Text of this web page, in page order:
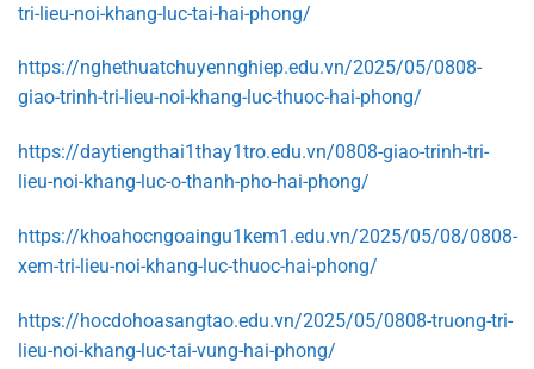
tri-lieu-noi-khang-luc-tai-hai-phong/
https://nghethuatchuyennghiep.edu.vn/2025/05/0808-
giao-trinh-tri-lieu-noi-khang-luc-thuoc-hai-phong/
https://daytiengthai1thay1tro.edu.vn/0808-giao-trinh-tri-
lieu-noi-khang-luc-o-thanh-pho-hai-phong/
https://khoahocngoaingu1kem1.edu.vn/2025/05/08/0808-
xem-tri-lieu-noi-khang-luc-thuoc-hai-phong/
https://hocdohoasangtao.edu.vn/2025/05/0808-truong-tri-
lieu-noi-khang-luc-tai-vung-hai-phong/